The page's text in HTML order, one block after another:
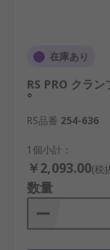
かを判断する
最も一般
Cクラン
いように
小さいた
す。木工
F クラン
が、開口
在庫あり
RS PRO クラ
°
RS品番 254-636
1個小計：
￥2,093.00(税
数量